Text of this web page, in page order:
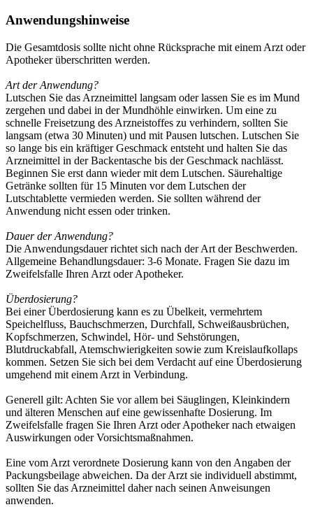
Anwendungshinweise
Die Gesamtdosis sollte nicht ohne Rücksprache mit einem Arzt oder
Apotheker überschritten werden.
Art der Anwendung?
Lutschen Sie das Arzneimittel langsam oder lassen Sie es im Mund
zergehen und dabei in der Mundhöhle einwirken. Um eine zu
schnelle Freisetzung des Arzneistoffes zu verhindern, sollten Sie
langsam (etwa 30 Minuten) und mit Pausen lutschen. Lutschen Sie
so lange bis ein kräftiger Geschmack entsteht und halten Sie das
Arzneimittel in der Backentasche bis der Geschmack nachlässt.
Beginnen Sie erst dann wieder mit dem Lutschen. Säurehaltige
Getränke sollten für 15 Minuten vor dem Lutschen der
Lutschtablette vermieden werden. Sie sollten während der
Anwendung nicht essen oder trinken.
Dauer der Anwendung?
Die Anwendungsdauer richtet sich nach der Art der Beschwerden.
Allgemeine Behandlungsdauer: 3-6 Monate. Fragen Sie dazu im
Zweifelsfalle Ihren Arzt oder Apotheker.
Überdosierung?
Bei einer Überdosierung kann es zu Übelkeit, vermehrtem
Speichelfluss, Bauchschmerzen, Durchfall, Schweißausbrüchen,
Kopfschmerzen, Schwindel, Hör- und Sehstörungen,
Blutdruckabfall, Atemschwierigkeiten sowie zum Kreislaufkollaps
kommen. Setzen Sie sich bei dem Verdacht auf eine Überdosierung
umgehend mit einem Arzt in Verbindung.
Generell gilt: Achten Sie vor allem bei Säuglingen, Kleinkindern
und älteren Menschen auf eine gewissenhafte Dosierung. Im
Zweifelsfalle fragen Sie Ihren Arzt oder Apotheker nach etwaigen
Auswirkungen oder Vorsichtsmaßnahmen.
Eine vom Arzt verordnete Dosierung kann von den Angaben der
Packungsbeilage abweichen. Da der Arzt sie individuell abstimmt,
sollten Sie das Arzneimittel daher nach seinen Anweisungen
anwenden.